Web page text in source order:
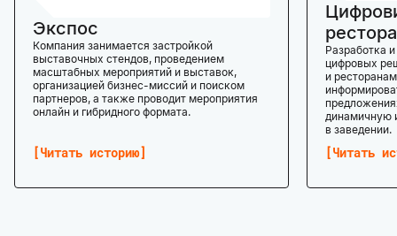
Читать историю
Экспос
Компания занимается застройкой
выставочных стендов, проведением
масштабных мероприятий и выставок,
организацией бизнес-миссий и поиском
партнеров, а также проводит мероприятия
онлайн и гибридного формата.
Читать
Разработка
цифровых
и
динамичную
в заведении.